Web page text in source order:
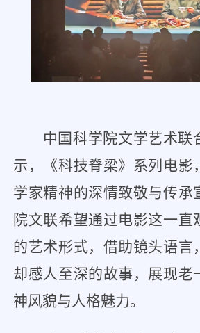
中国科学院文学艺术联
示，《科技脊梁》系列电影
学家精神的深情致敬与传承
院文联希望通过电影这一直
的艺术形式，借助镜头语言
却感人至深的故事，展现老
神风貌与人格魅力。